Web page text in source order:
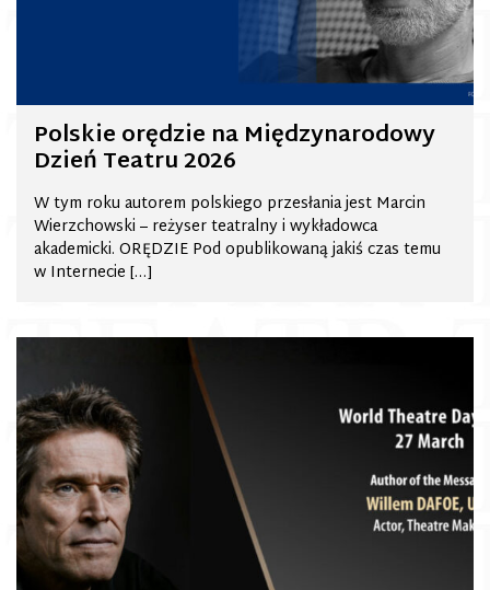
Polskie orędzie na Międzynarodowy
Dzień Teatru 2026
W tym roku autorem polskiego przesłania jest Marcin
Wierzchowski – reżyser teatralny i wykładowca
akademicki. ORĘDZIE Pod opublikowaną jakiś czas temu
w Internecie […]